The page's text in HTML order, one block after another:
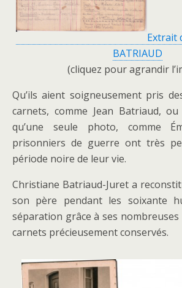
Extrait
BATRIAUD
(cliquez pour agrandir
Qu’ils aient soigneusement pris
carnets, comme Jean Batriaud, ou
qu’une seule photo, comme
prisonniers de guerre ont très
période noire de leur vie.
Christiane Batriaud-Juret a
son père pendant les soixante
séparation grâce à ses
carnets précieusement conservés.